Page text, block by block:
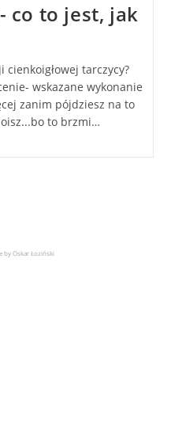
co to jest, jak
tarczycy?
wskazane wykonanie
zanim pójdziesz na to
to brzmi…
by Oskar Łoziński